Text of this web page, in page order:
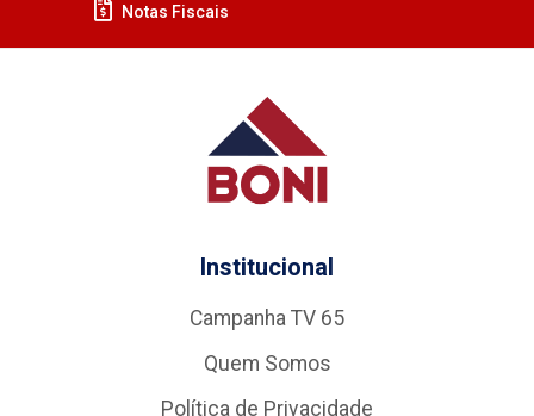
Notas Fiscais
Institucional
Campanha TV 65
Quem Somos
Política de Privacidade